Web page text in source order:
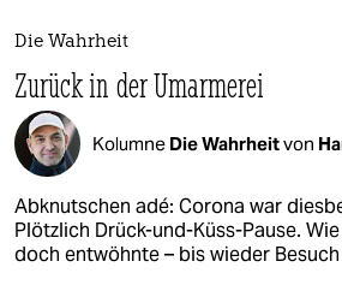
Die Wahrheit
Zurück in der Umarmerei
Kolumne Die Wahrheitvon
Abknutschen adé: Corona war
Plötzlich Drück-und-Küss-Pause.
doch entwöhnte – bis wieder